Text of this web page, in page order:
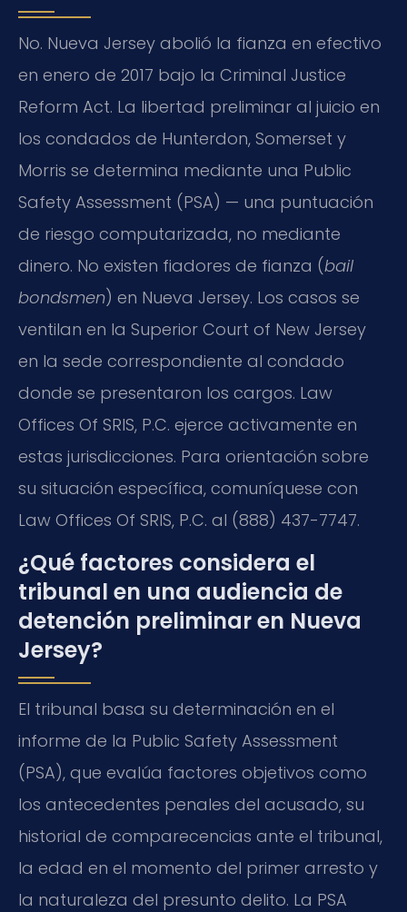
No. Nueva Jersey abolió la fianza en efectivo
en enero de 2017 bajo la Criminal Justice
Reform Act. La libertad preliminar al juicio en
los condados de Hunterdon, Somerset y
Morris se determina mediante una Public
Safety Assessment (PSA) — una puntuación
de riesgo computarizada, no mediante
dinero. No existen fiadores de fianza (bail
bondsmen) en Nueva Jersey. Los casos se
ventilan en la Superior Court of New Jersey
en la sede correspondiente al condado
donde se presentaron los cargos. Law
Offices Of SRIS, P.C. ejerce activamente en
estas jurisdicciones. Para orientación sobre
su situación específica, comuníquese con
Law Offices Of SRIS, P.C. al (888) 437-7747.
¿Qué factores considera el
tribunal en una audiencia de
detención preliminar en Nueva
Jersey?
El tribunal basa su determinación en el
informe de la Public Safety Assessment
(PSA), que evalúa factores objetivos como
los antecedentes penales del acusado, su
historial de comparecencias ante el tribunal,
la edad en el momento del primer arresto y
la naturaleza del presunto delito. La PSA